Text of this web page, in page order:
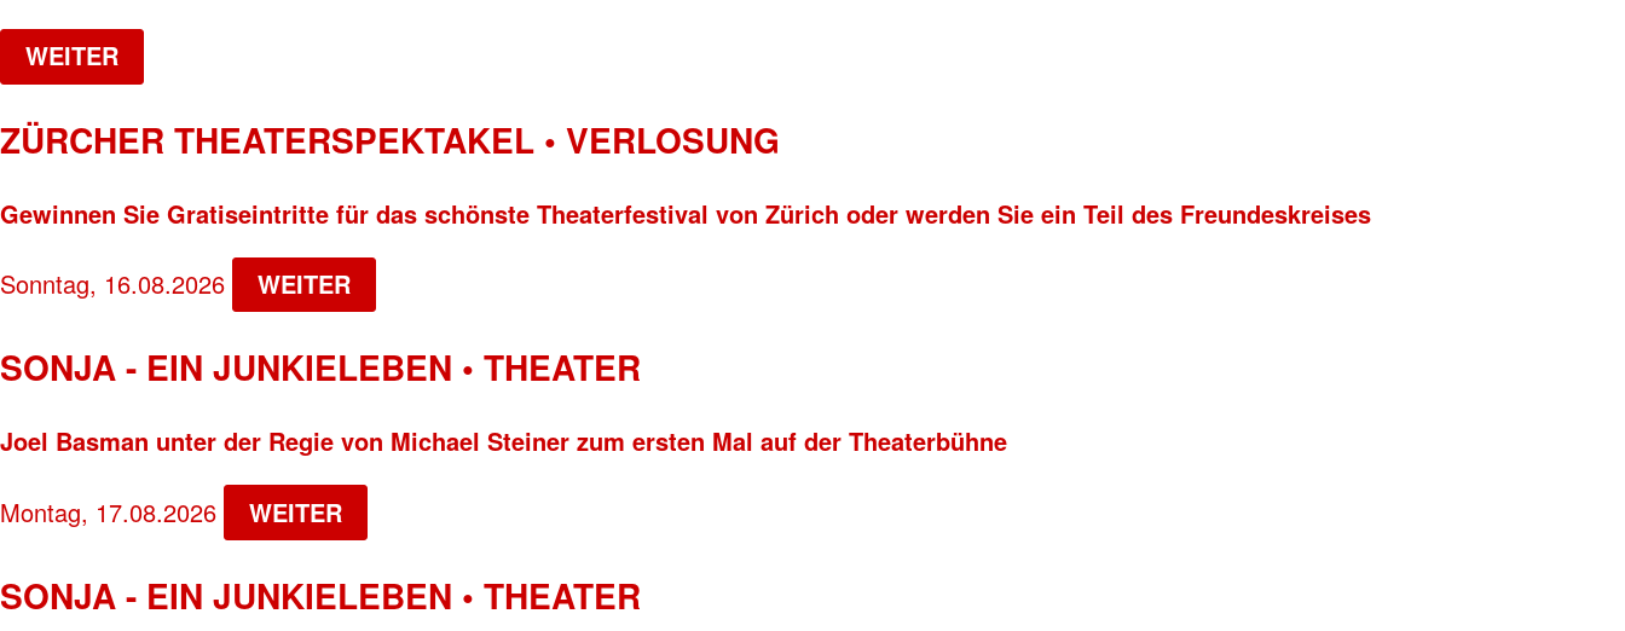
WEITER
ZÜRCHER THEATERSPEKTAKEL • VERLOSUNG
Gewinnen Sie Gratiseintritte für das schönste Theaterfestival von Zürich oder werden Sie ein Teil des Freundeskreises
Sonntag, 16.08.2026 WEITER
SONJA - EIN JUNKIELEBEN • THEATER
Joel Basman unter der Regie von Michael Steiner zum ersten Mal auf der Theaterbühne
Montag, 17.08.2026 WEITER
SONJA - EIN JUNKIELEBEN • THEATER